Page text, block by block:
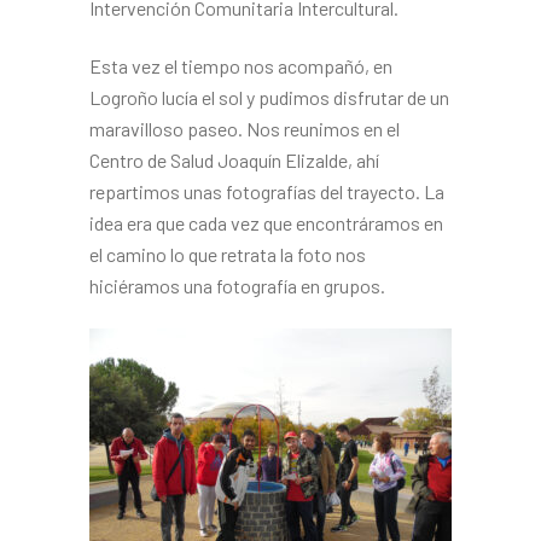
Intervención Comunitaria Intercultural.
Esta vez el tiempo nos acompañó, en
Logroño lucía el sol y pudimos disfrutar de un
maravilloso paseo. Nos reunimos en el
Centro de Salud Joaquín Elizalde, ahí
repartimos unas fotografías del trayecto. La
idea era que cada vez que encontráramos en
el camino lo que retrata la foto nos
hiciéramos una fotografía en grupos.